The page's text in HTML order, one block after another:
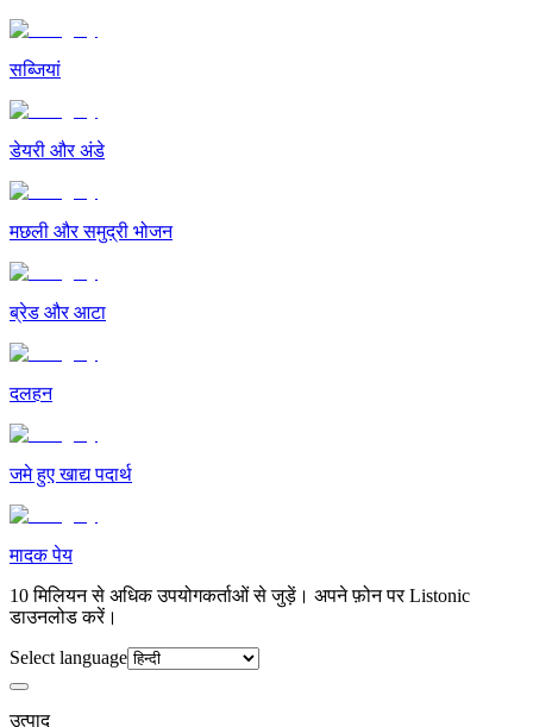
सब्जियां
डेयरी और अंडे
मछली और समुद्री भोजन
ब्रेड और आटा
दलहन
जमे हुए खाद्य पदार्थ
मादक पेय
10 मिलियन से अधिक उपयोगकर्ताओं से जुड़ें। अपने फ़ोन पर Listonic
डाउनलोड करें।
Select language
उत्पाद